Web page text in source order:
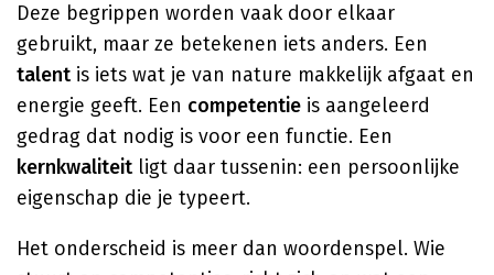
Deze begrippen worden vaak door elkaar
gebruikt, maar ze betekenen iets anders. Een
talent is iets wat je van nature makkelijk afgaat en
energie geeft. Een competentie is aangeleerd
gedrag dat nodig is voor een functie. Een
kernkwaliteit ligt daar tussenin: een persoonlijke
eigenschap die je typeert.
Het onderscheid is meer dan woordenspel. Wie